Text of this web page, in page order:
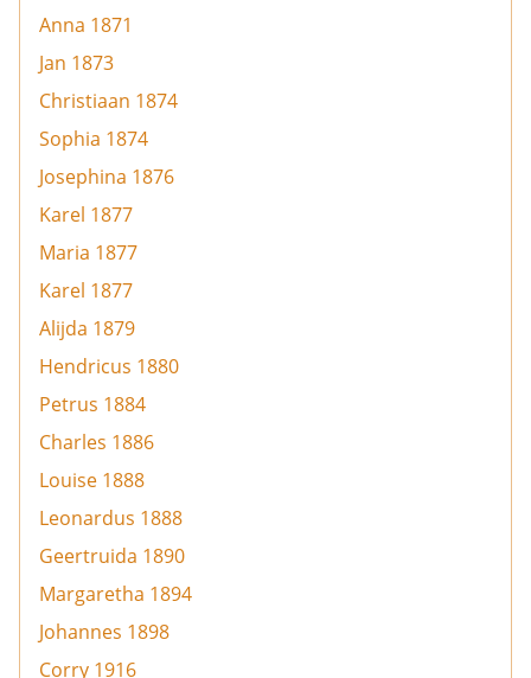
Anna 1871
Jan 1873
Christiaan 1874
Sophia 1874
Josephina 1876
Karel 1877
Maria 1877
Karel 1877
Alijda 1879
Hendricus 1880
Petrus 1884
Charles 1886
Louise 1888
Leonardus 1888
Geertruida 1890
Margaretha 1894
Johannes 1898
Corry 1916